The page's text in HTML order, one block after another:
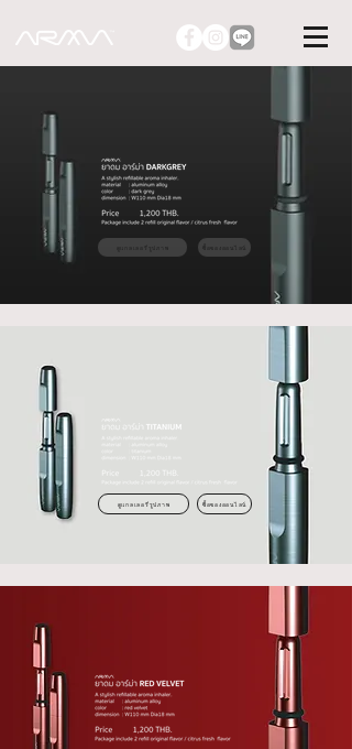
ดูแกลเลอรี่รูปภาพ ซื้อของออนไลน์
ดูแกลเลอรี่รูปภาพ ซื้อของออนไลน์